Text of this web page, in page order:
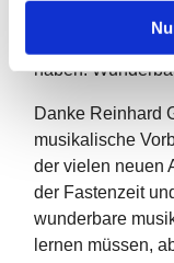
Oder bereits die
Karin und Pater
haben.
Danke Reinhard
musikalische
der vielen neuen
der Fastenzeit
wunderbare
lernen müssen,